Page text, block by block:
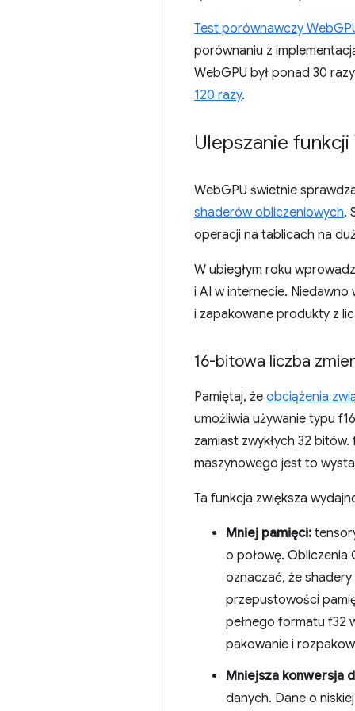
Test porównawczy
porównaniu z
WebGPU był ponad 30
120 razy.
Ulepszanie funkcji
WebGPU świetnie
shaderów obliczeniowych.
operacji na tablicach na
W ubiegłym roku
i AI w internecie.
i zapakowane produkty z
16-bitowa liczba
Pamiętaj, że obciążenia
umożliwia używanie typu
zamiast zwykłych 32
maszynowego jest to
Ta funkcja zwiększa
Mniej pamięci:
o połowę. Obliczenia
oznaczać, że shadery
przepustowości
pełnego formatu f32
pakowanie i
Mniejsza konwersja
danych. Dane o